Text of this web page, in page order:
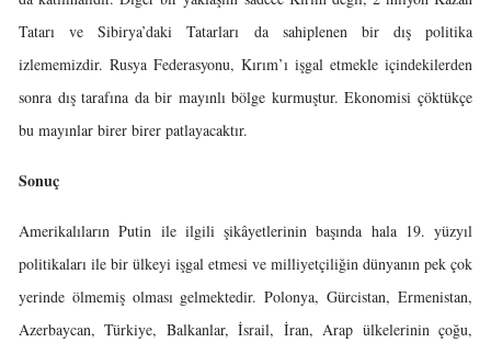
Tatarı ve Sibirya’daki Tatarları da sahiplenen bir dış politika
izlememizdir. Rusya Federasyonu, Kırım’ı işgal etmekle içindekilerden
sonra dış tarafına da bir mayınlı bölge kurmuştur. Ekonomisi çöktükçe
bu mayınlar birer birer patlayacaktır.
Sonuç
Amerikalıların Putin ile ilgili şikâyetlerinin başında hala 19. yüzyıl
politikaları ile bir ülkeyi işgal etmesi ve milliyetçiliğin dünyanın pek çok
yerinde ölmemiş olması gelmektedir. Polonya, Gürcistan, Ermenistan,
Azerbaycan, Türkiye, Balkanlar, İsrail, İran, Arap ülkelerinin çoğu,